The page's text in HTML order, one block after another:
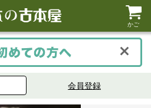
かご
会員登録